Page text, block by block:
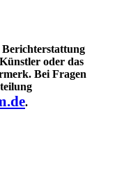
oder das
Bei Fragen
.